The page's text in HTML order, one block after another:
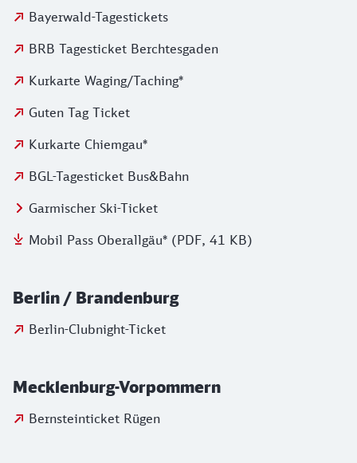
Bayerwald-Tagestickets
BRB Tagesticket Berchtesgaden
Kurkarte Waging/Taching*
Guten Tag Ticket
Kurkarte Chiemgau*
BGL-Tagesticket Bus&Bahn
Garmischer Ski-Ticket
Mobil Pass Oberallgäu* (PDF, 41 KB)
Berlin / Brandenburg
Berlin-Clubnight-Ticket
Mecklenburg-Vorpommern
Bernsteinticket Rügen